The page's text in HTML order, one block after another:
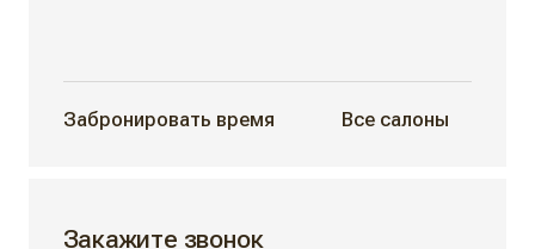
Забронировать время Все салоны
Закажите звонок